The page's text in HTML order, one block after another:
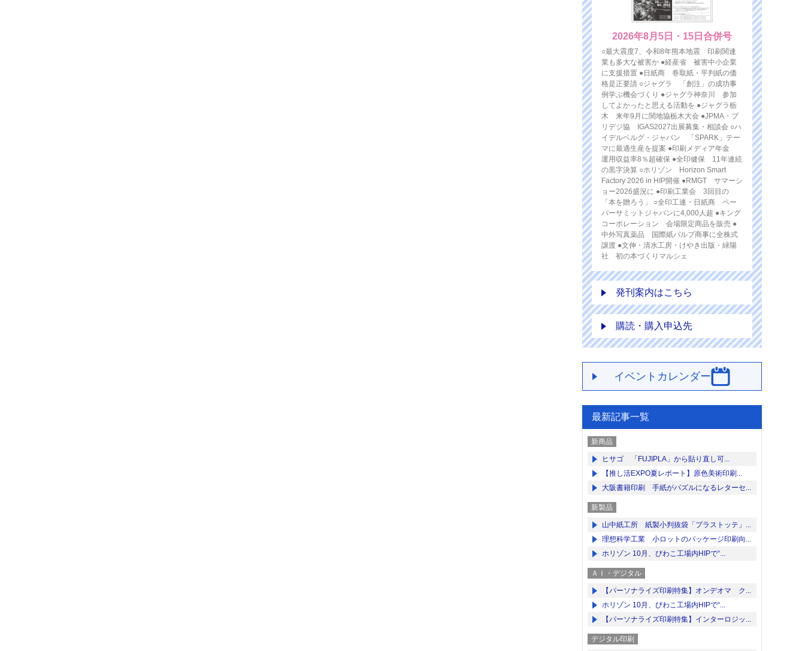
2026年8月5日・15日合併号
○最大震度7、令和8年熊本地震 印刷関連
業も多大な被害か ●経産省 被害中小企業
に支援措置 ●日紙商 巻取紙・平判紙の価
格是正要請 ○ジャグラ 「創注」の成功事
例学ぶ機会づくり ●ジャグラ神奈川 参加
してよかったと思える活動を ●ジャグラ栃
木 来年9月に関地協栃木大会 ●JPMA・プ
リデジ協 IGAS2027出展募集・相談会 ○ハ
イデルベルグ・ジャパン 「SPARK」テー
マに最適生産を提案 ●印刷メディア年金
運用収益率8％超確保 ●全印健保 11年連続
の黒字決算 ○ホリゾン Horizon Smart
Factory 2026 in HIP開催 ●RMGT サマーシ
ョー2026盛況に ●印刷工業会 3回目の
「本を贈ろう」 ○全印工連・日紙商 ペー
パーサミットジャパンに4,000人超 ●キング
コーポレーション 会場限定商品を販売 ●
中外写真薬品 国際紙パルプ商事に全株式
譲渡 ●文伸・清水工房・けやき出版・緑陽
社 初の本づくりマルシェ
発刊案内はこちら
購読・購入申込先
イベントカレンダー
最新記事一覧
新商品
ヒサゴ 「FUJIPLA」から貼り直し可...
【推し活EXPO夏レポート】原色美術印刷...
大阪書籍印刷 手紙がパズルになるレターセ...
新製品
山中紙工所 紙製小判抜袋「プラストッテ」...
理想科学工業 小ロットのパッケージ印刷向...
ホリゾン 10月、びわこ工場内HIPで“...
ＡＩ・デジタル
【パーソナライズ印刷特集】オンデオマ ク...
ホリゾン 10月、びわこ工場内HIPで“...
【パーソナライズ印刷特集】インターロジッ...
デジタル印刷